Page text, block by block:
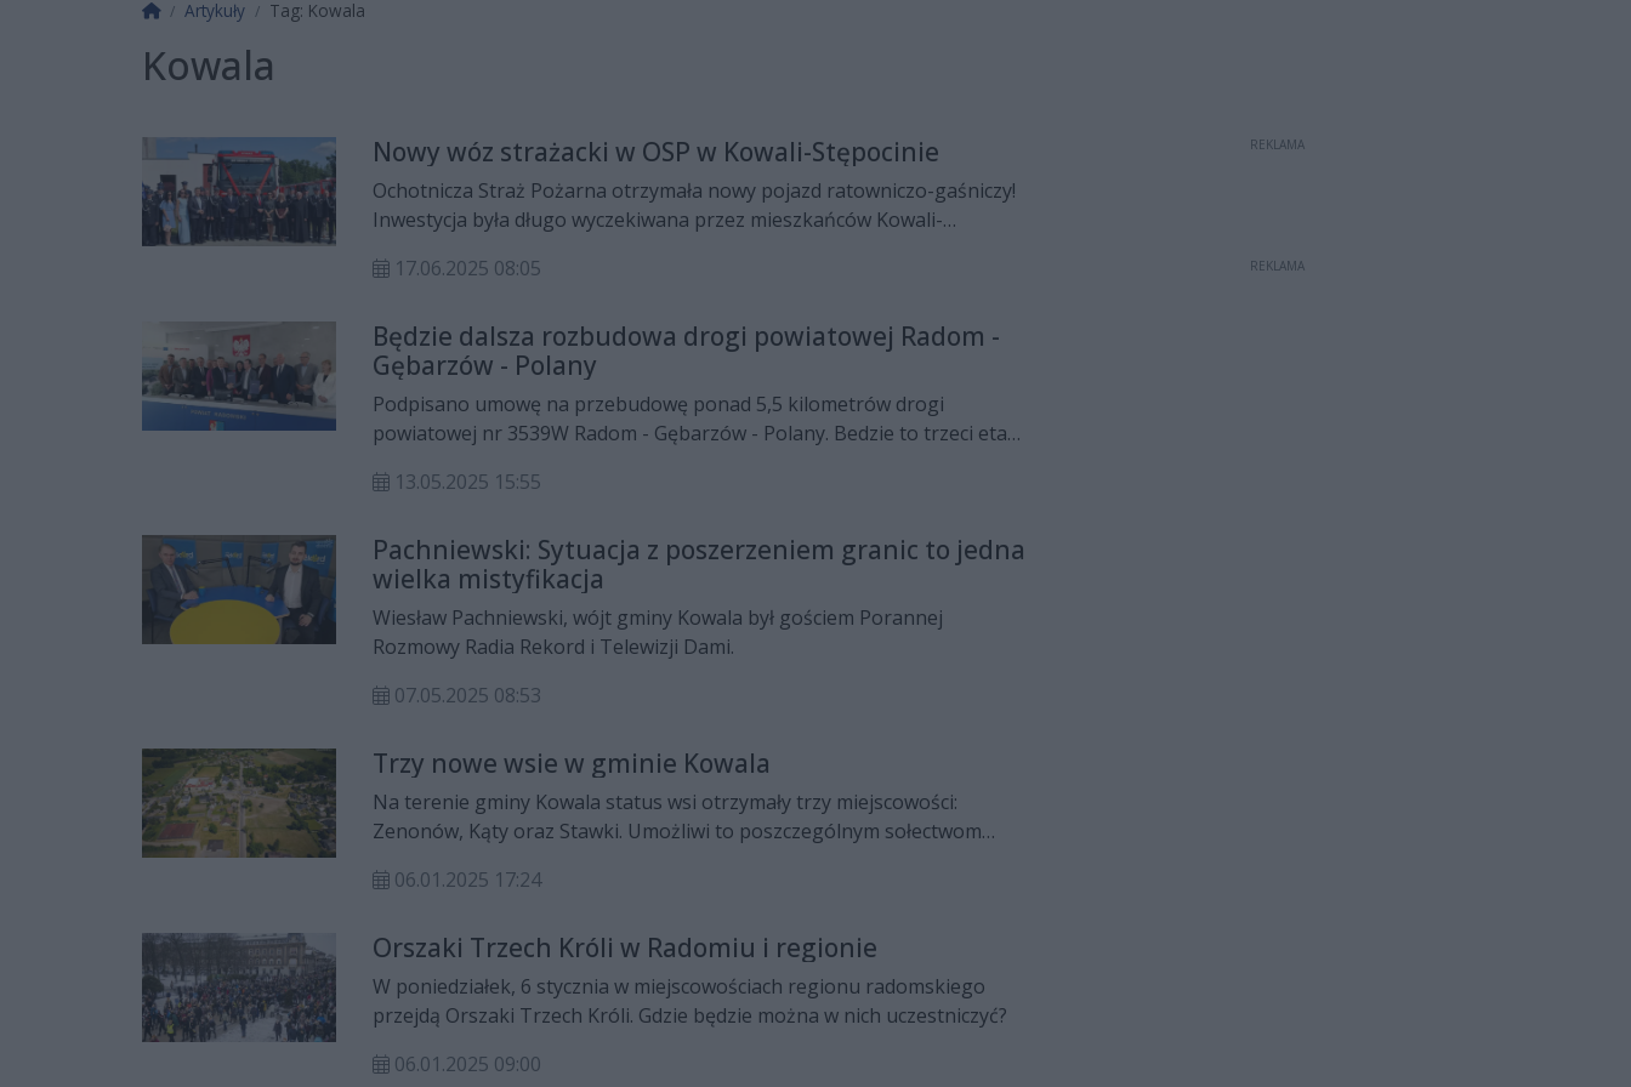
Strona główna
Artykuły Tag: Kowala
Kowala
Nowy wóz strażacki w OSP w Kowali-Stępocinie
Ochotnicza Straż Pożarna otrzymała nowy pojazd ratowniczo-gaśniczy!
Inwestycja była długo wyczekiwana przez mieszkańców Kowali-
17.06.2025 08:05
Będzie dalsza rozbudowa drogi powiatowej Radom -
Gębarzów - Polany
Podpisano umowę na przebudowę ponad 5,5 kilometrów drogi
powiatowej nr 3539W Radom - Gębarzów - Polany. Bedzie to trzeci etap
do Zalesic w gminie Wierzbica.
13.05.2025 15:55
Pachniewski: Sytuacja z poszerzeniem granic to jedna
wielka mistyfikacja
Wiesław Pachniewski, wójt gminy Kowala był gościem Porannej
Rozmowy Radia Rekord i Telewizji Dami.
07.05.2025 08:53
Trzy nowe wsie w gminie Kowala
Na terenie gminy Kowala status wsi otrzymały trzy miejscowości:
Zenonów, Kąty oraz Stawki. Umożliwi to poszczególnym sołectwom
06.01.2025 17:24
Orszaki Trzech Króli w Radomiu i regionie
W poniedziałek, 6 stycznia w miejscowościach regionu radomskiego
przejdą Orszaki Trzech Króli. Gdzie będzie można w nich uczestniczyć?
06.01.2025 09:00
REKLAMA
REKLAMA